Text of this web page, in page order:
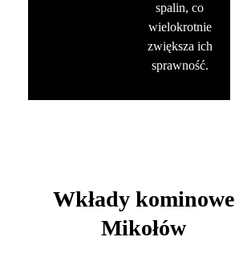
spalin, co
wielokrotnie
zwiększa ich
sprawność.
Wkłady kominowe
Mikołów